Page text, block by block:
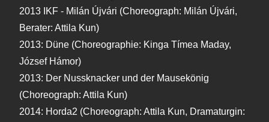
2013 IKF - Milán Újvári (Choreograph: Milán Újvári,
Berater: Attila Kun)
2013: Düne (Choreographie: Kinga Tímea Maday,
József Hámor)
2013: Der Nussknacker und der Mausekönig
(Choreograph: Attila Kun)
2014: Horda2 (Choreograph: Attila Kun, Dramaturgin: